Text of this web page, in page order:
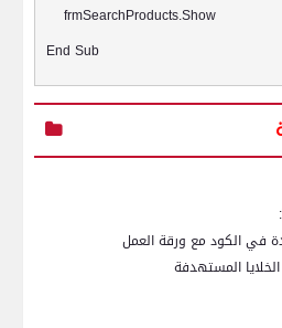
frmSearchProducts.Show
End Sub
في الكود مع ورقة العمل
المستهدفة